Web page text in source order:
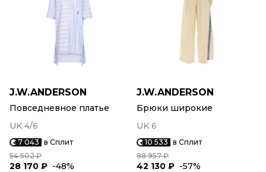
J.W.ANDERSON
Повседневное платье
UK 4/6
7 043 в Сплит
54 502 ₽
28 170 ₽ -48%
J.W.ANDERSON
Брюки широкие
UK 6
10 533 в Сплит
98 957 ₽
42 130 ₽ -57%